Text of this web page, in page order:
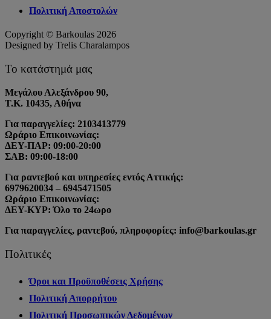
Πολιτική Αποστολών
Copyright © Barkoulas 2026
Designed by Trelis Charalampos
Το κατάστημά μας
Μεγάλου Αλεξάνδρου 90,
Τ.Κ. 10435, Αθήνα
Για παραγγελίες: 2103413779
Ωράριο Επικοινωνίας:
ΔΕΥ-ΠΑΡ: 09:00-20:00
ΣΑΒ: 09:00-18:00
Για ραντεβού και υπηρεσίες εντός Αττικής:
6979620034 – 6945471505
Ωράριο Επικοινωνίας:
ΔΕΥ-ΚΥΡ: Όλο το 24ωρο
Για παραγγελίες, ραντεβού, πληροφορίες: info@barkoulas.gr
Πολιτικές
Όροι και Προϋποθέσεις Χρήσης
Πολιτική Απορρήτου
Πολιτική Προσωπικών Δεδομένων